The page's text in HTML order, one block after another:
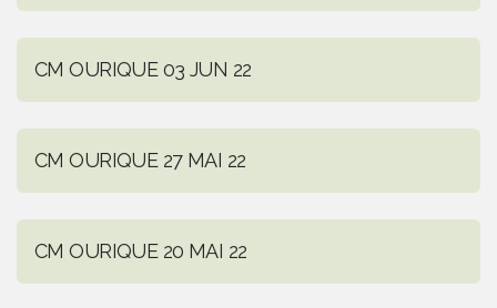
CM OURIQUE 03 JUN 22
CM OURIQUE 27 MAI 22
CM OURIQUE 20 MAI 22